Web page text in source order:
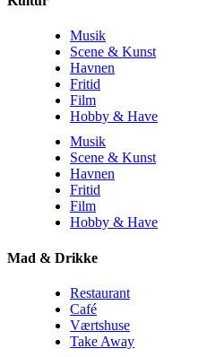
Musik
Scene & Kunst
Havnen
Fritid
Film
Hobby & Have
Musik
Scene & Kunst
Havnen
Fritid
Film
Hobby & Have
Mad & Drikke
Restaurant
Café
Værtshuse
Take Away